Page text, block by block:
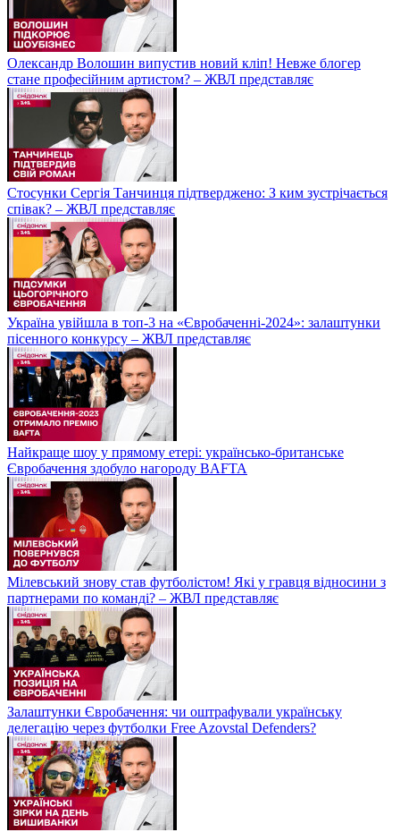
Олександр Волошин випустив новий кліп! Невже блогер
стане професійним артистом? – ЖВЛ представляє
Стосунки Сергія Танчинця підтверджено: З ким зустрічається
співак? – ЖВЛ представляє
Україна увійшла в топ-3 на «Євробаченні-2024»: залаштунки
пісенного конкурсу – ЖВЛ представляє
Найкраще шоу у прямому етері: українсько-британське
Євробачення здобуло нагороду BAFTA
Мілевський знову став футболістом! Які у гравця відносини з
партнерами по команді? – ЖВЛ представляє
Залаштунки Євробачення: чи оштрафували українську
делегацію через футболки Free Azovstal Defenders?